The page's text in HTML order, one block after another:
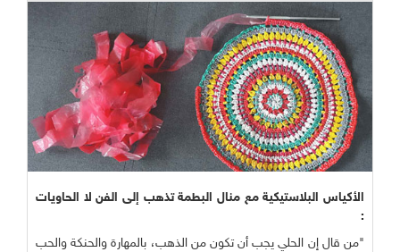
الأكياس البلاستيكية مع منال البطمة تذهب إلى الفن لا الحاويات
:
"من قال إن الحلي يجب أن تكون من الذهب، بالمهارة والحنكة والحب